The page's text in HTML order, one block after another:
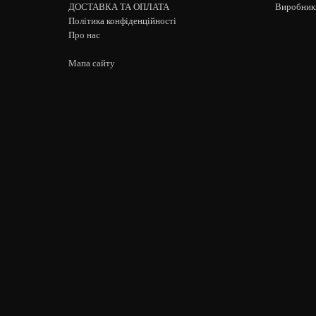
ДОСТАВКА ТА ОПЛАТА
Політика конфіденційності
Про нас
Мапа сайту